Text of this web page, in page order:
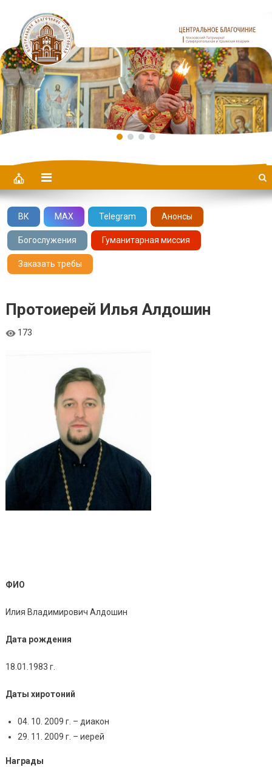
Центральное Благочиние
ВК MAX Telegram Анонсы
Богослужения Гуманитарная миссия
Заказать требы
Протоиерей Илья Алдошин
173
ФИО
Илия Владимирович Алдошин
Дата рождения
18.01.1983 г.
Даты хиротоний
04. 10. 2009 г. – диакон
29. 11. 2009 г. – иерей
Награды